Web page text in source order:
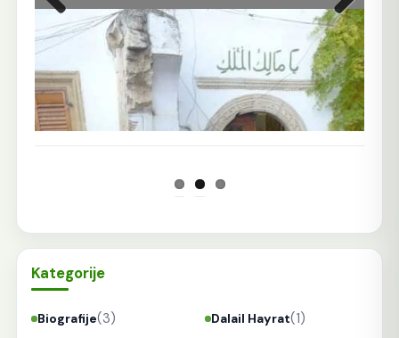
Prethodna Sljedeća
Kategorije
Biografije(3) Dalail Hayrat(1)